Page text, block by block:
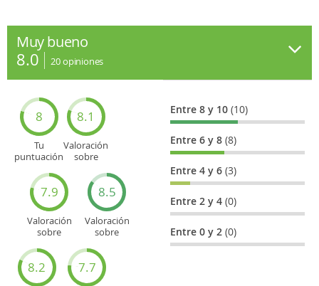
Muy bueno
8.0 20opiniones
8
Tu
puntuación
8.1
Valoración
sobre
7.9
Valoración
sobre
8.5
Valoración
sobre
turísticos
8.2 7.7
Entre 8 y 10(10)
Entre 6 y 8(8)
Entre 4 y 6(3)
Entre 2 y 4(0)
Entre 0 y 2(0)